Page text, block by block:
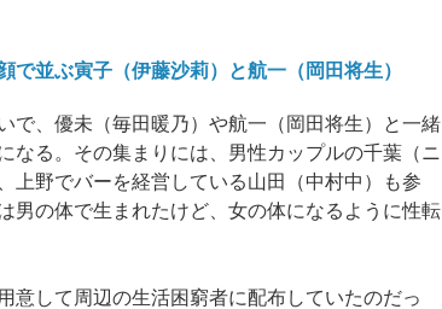
並ぶ寅子（伊藤沙莉）と航一（岡田将生）
、優未（毎田暖乃）や航一（岡田将生）と一緒
なる。その集まりには、男性カップルの千葉（ニ
上野でバーを経営している山田（中村中）も参
男の体で生まれたけど、女の体になるように性転
して周辺の生活困窮者に配布していたのだっ